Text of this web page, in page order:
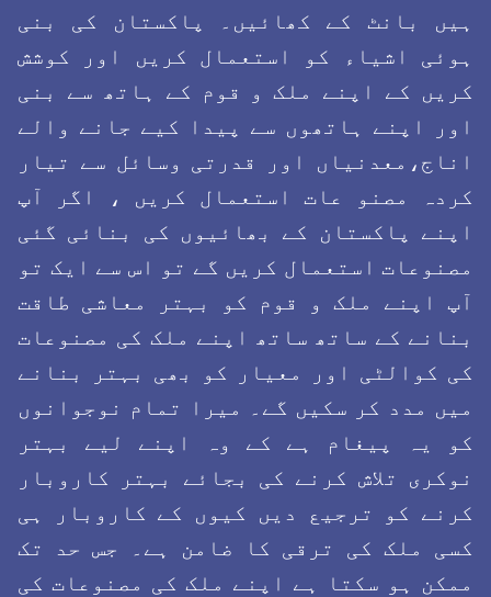
ہیں بانٹ کے کھائیں۔ پاکستان کی بنی
ہوئی اشیاء کو استعمال کریں اور کوشش
کریں کے اپنے ملک و قوم کے ہاتھ سے بنی
اور اپنے ہاتھوں سے پیدا کیے جانے والے
اناج،معدنیاں اور قدرتی وسائل سے تیار
کردہ مصنو عات استعمال کریں ، اگر آپ
اپنے پاکستان کے بھائیوں کی بنائی گئی
مصنوعات استعمال کریں گے تو اس سے ایک تو
آپ اپنے ملک و قوم کو بہتر معاشی طاقت
بنانے کے ساتھ ساتھ اپنے ملک کی مصنوعات
کی کوالٹی اور معیار کو بھی بہتر بنانے
میں مدد کر سکیں گے۔ میرا تمام نوجوانوں
کو یہ پیغام ہے کے وہ اپنے لیے بہتر
نوکری تلاش کرنے کی بجائے بہتر کاروبار
کرنے کو ترجیع دیں کیوں کے کاروبار ہی
کسی ملک کی ترقی کا ضامن ہے۔ جس حد تک
ممکن ہو سکتا ہے اپنے ملک کی مصنوعات کی